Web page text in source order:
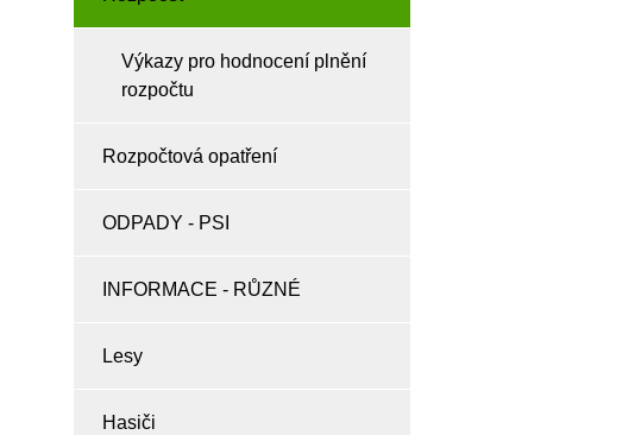
Výkazy pro hodnocení plnění
rozpočtu
Rozpočtová opatření
ODPADY - PSI
INFORMACE - RŮZNÉ
Lesy
Hasiči